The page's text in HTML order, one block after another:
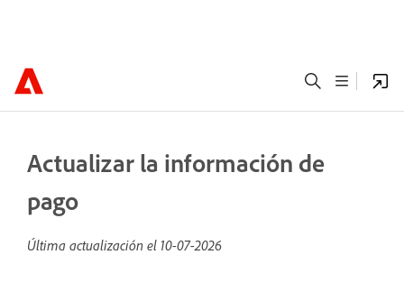
Actualizar la información de
pago
Última actualización el 10-07-2026